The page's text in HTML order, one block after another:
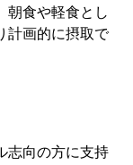
朝食や軽食とし
計画的に摂取で
向の方に支持